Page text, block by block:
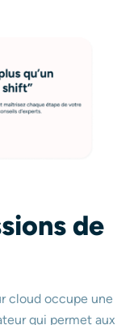
de
cloud occupe une
qui permet aux